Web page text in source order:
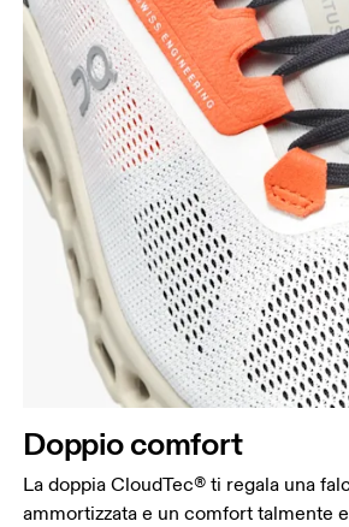
Doppio comfort
La doppia CloudTec® ti regala una
ammortizzata e un comfort talmente